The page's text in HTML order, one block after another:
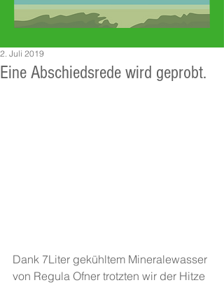
Eine Abschiedsrede wird geprobt.
2. Juli 2019
Dank 7Liter gekühltem Mineralewasser
von Regula Ofner trotzten wir der Hitze